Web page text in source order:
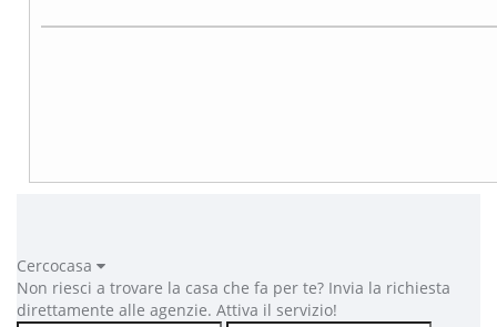
Cercocasa
Non riesci a trovare la casa che fa per te? Invia la richiesta
direttamente alle agenzie. Attiva il servizio!